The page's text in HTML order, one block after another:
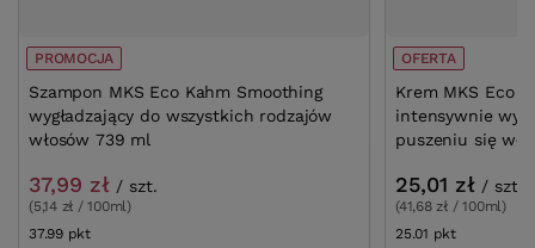
PROMOCJA
Szampon MKS Eco Kahm Smoothing
wygładzający do wszystkich rodzajów
włosów 739 ml
37,99 zł / szt.
(5,14 zł / 100ml)
37.99 pktpunktów
OFERTA
Krem MKS Eco
intensywnie
puszeniu się
25,01 zł / szt.
(41,68 zł / 100ml)
25.01 pktpunktów